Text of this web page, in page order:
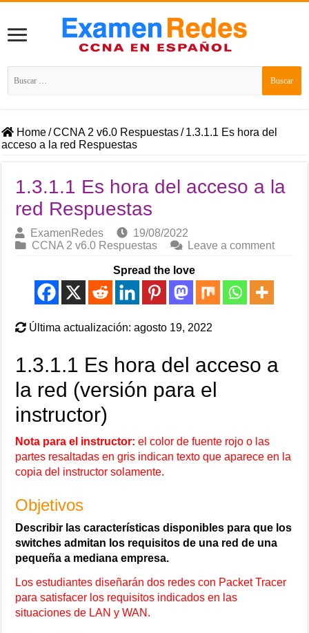
Buscar:
Home/CCNA 2 v6.0 Respuestas/ 1.3.1.1 Es hora del
acceso a la red Respuestas
1.3.1.1 Es hora del acceso a la
red Respuestas
ExamenRedes
19/08/2022
CCNA 2 v6.0 Respuestas
Leave a comment
Spread the love
Última actualización: agosto 19, 2022
1.3.1.1 Es hora del acceso a
la red (versión para el
instructor)
Nota para el instructor: el color de fuente rojo o las
partes resaltadas en gris indican texto que aparece en la
copia del instructor solamente.
Objetivos
Describir las características disponibles para que los
switches admitan los requisitos de una red de una
pequeña a mediana empresa.
Los estudiantes diseñarán dos redes con Packet Tracer
para satisfacer los requisitos indicados en las
situaciones de LAN y WAN.